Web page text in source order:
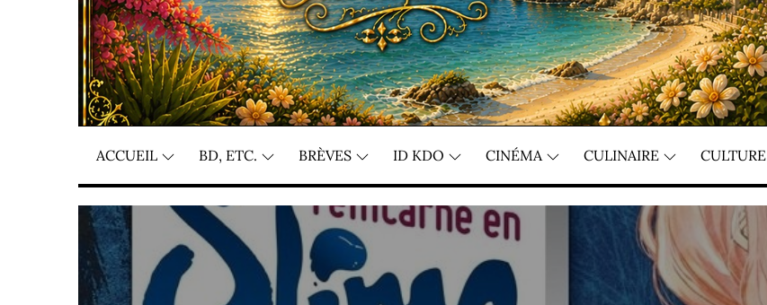
ACCUEIL BD, ETC. BRÈVES ID KDO CINÉMA CULINAIRE CULTURE